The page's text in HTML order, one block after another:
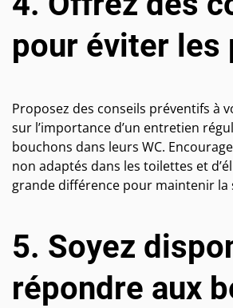
pour éviter les
Proposez des conseils préventifs à
sur l’importance d’un entretien
bouchons dans leurs WC.
non adaptés dans les toilettes et
grande différence pour maintenir la
5. Soyez
répondre aux